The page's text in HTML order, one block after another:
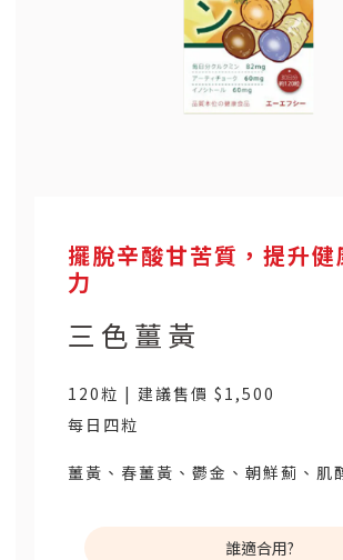
擺脫辛酸甘苦質，提升健
力
三色薑黃
120粒 | 建議售價 $1,500
每日四粒
薑黃、春薑黃、鬱金、朝鮮薊、肌
誰適合用?